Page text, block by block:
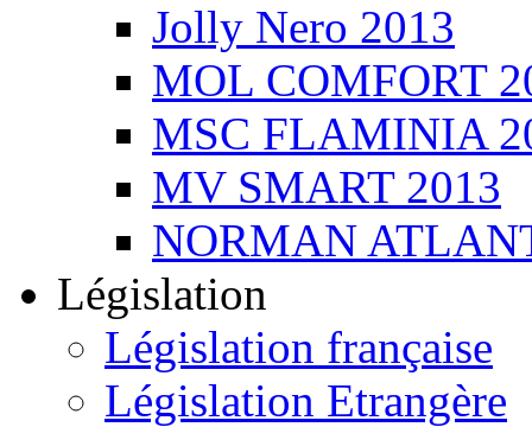
Jolly Nero 2013
MOL COMFORT
MSC FLAMINIA
MV SMART 2013
NORMAN
Législation
Législation française
Législation Etrangère